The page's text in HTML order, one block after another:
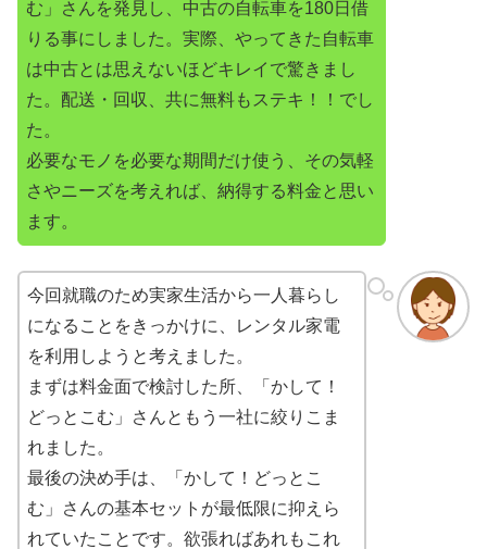
む」さんを発見し、中古の自転車を180日借
りる事にしました。実際、やってきた自転車
は中古とは思えないほどキレイで驚きまし
た。配送・回収、共に無料もステキ！！でし
た。
必要なモノを必要な期間だけ使う、その気軽
さやニーズを考えれば、納得する料金と思い
ます。
今回就職のため実家生活から一人暮らし
になることをきっかけに、レンタル家電
を利用しようと考えました。
まずは料金面で検討した所、「かして！
どっとこむ」さんともう一社に絞りこま
れました。
最後の決め手は、「かして！どっとこ
む」さんの基本セットが最低限に抑えら
れていたことです。欲張ればあれもこれ